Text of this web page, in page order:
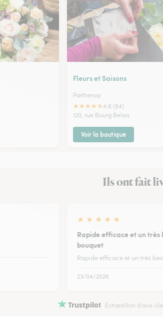
Fleurs et Saisons
Parthenay
★★★★★4.6 (84)
120, rue Bourg Belais
Voir la boutique
Ils ont fait
★ ★ ★ ★ ★
Rapide efficace et un très
bouquet
Rapide efficace et un très
23/04/2026
Trustpilot Échantillon d'avis